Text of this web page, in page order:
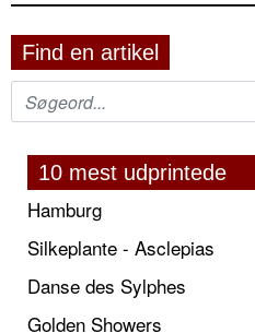
Find en artikel
10 mest udprintede
Hamburg
Silkeplante - Asclepias
Danse des Sylphes
Golden Showers